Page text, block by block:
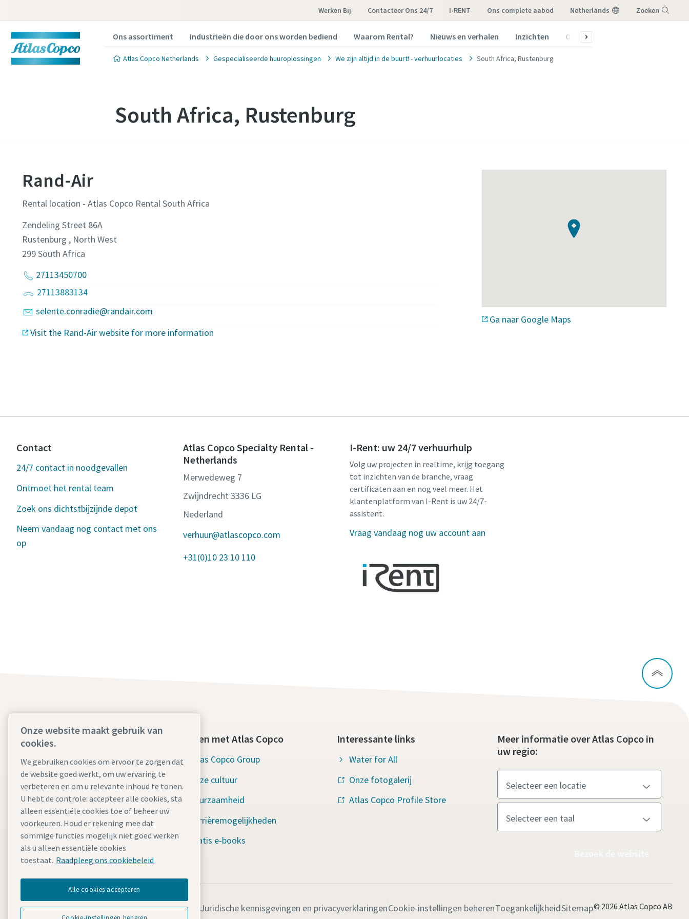
Werken Bij Contacteer Ons 24/7 I-RENT ons complete aabod Netherlands Zoeken
Ons assortiment Industrieën die door ons worden bediend Waarom Rental? Nieuws en verhalen Inzichten Over ons
Atlas Copco Netherlands Gespecialiseerde huuroplossingen We zijn altijd in de buurt! - verhuurlocaties South Africa, Rustenburg
South Africa, Rustenburg
Rand-Air
Rental location - Atlas Copco Rental South Africa
Zendeling Street 86A
Rustenburg , North West
299South Africa
27113450700
27113883134
selente.conradie@randair.com
Visit the Rand-Air website for more information
Ga naar Google Maps
Contact
24/7 contact in noodgevallen
Ontmoet het rental team
Zoek ons dichtstbijzijnde depot
Neem vandaag nog contact met ons
op
Atlas Copco Specialty Rental -
Netherlands
Merwedeweg 7
Zwijndrecht 3336 LG
Nederland
verhuur@atlascopco.com
+31(0)10 23 10 110
I-Rent: uw 24/7 verhuurhulp
Volg uw projecten in realtime, krijg toegang
tot inzichten van de branche, vraag
certificaten aan en nog veel meer. Het
klantenplatform van I-Rent is uw 24/7-
assistent.
Vraag vandaag nog uw account aan
Vind wat u zoekt
Verhuurvloot
Industrieën
Waarom Rental?
Nieuws en verhalen
Bronnen
ISO-certificering
Werken met Atlas Copco
Atlas Copco Group
Onze cultuur
Duurzaamheid
Carrièremogelijkheden
Gratis e-books
Interessante links
Water for All
Onze fotogalerij
Atlas Copco Profile Store
Meer informatie over Atlas Copco in
uw regio:
Juridische kennisgevingen en privacyverklaringenCookie-instellingen beherenToegankelijkheidSitemap© 2026 Atlas Copco AB
Onze website maakt gebruik van
cookies.
We gebruiken cookies om ervoor te zorgen dat
de website goed werkt, om uw ervaring te
verbeteren en om u relevante inhoud te tonen.
U hebt de controle: accepteer alle cookies, sta
alleen essentiële cookies toe of beheer uw
voorkeuren. Houd er rekening mee dat
sommige functies mogelijk niet goed werken
als u alleen essentiële cookies
toestaat. Raadpleeg ons cookiebeleid
Alle cookies accepteren